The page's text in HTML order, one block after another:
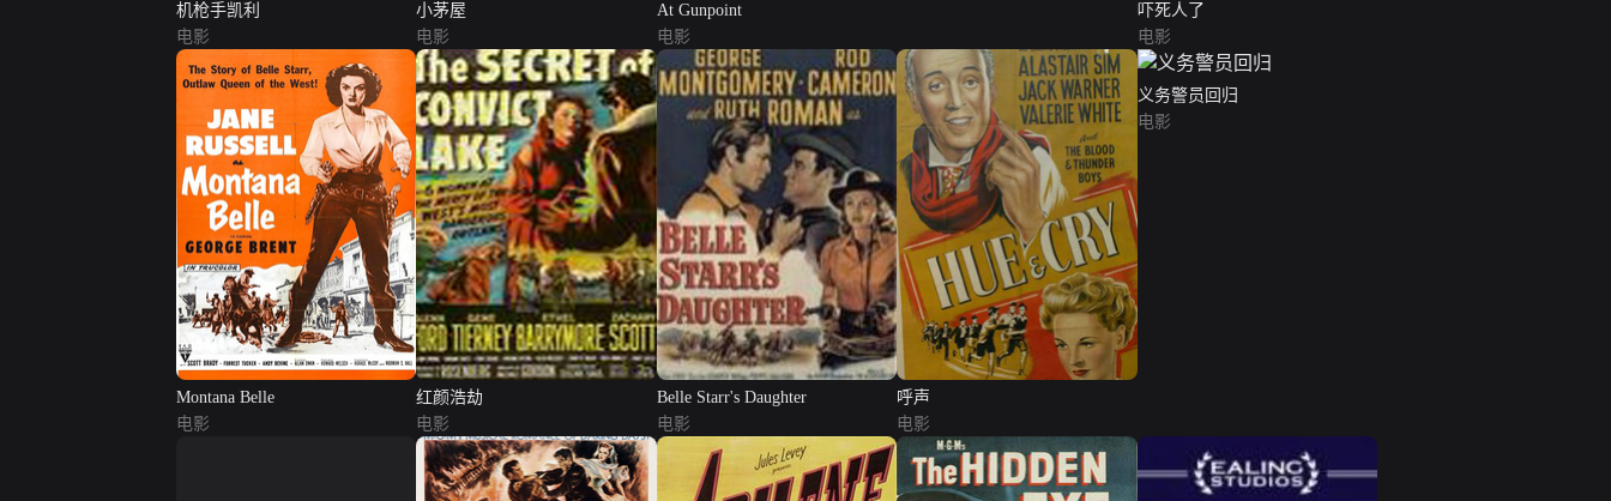
机枪手凯利
电影
小茅屋
电影
At Gunpoint
电影
吓死人了
电影
Montana Belle
电影
红颜浩劫
电影
Belle Starr's Daughter
电影
呼声
电影
义务警员回归
电影